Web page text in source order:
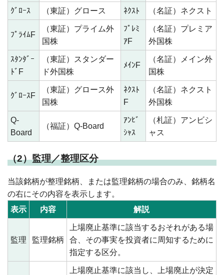
ｸﾞﾛｰｽ （東証）グロース ﾈｸｽﾄ （名証）ネクスト
ﾌﾟﾗｲﾑF
（東証）プライム外
国株
ﾌﾟﾚﾐ
ｱF
（名証）プレミア
外国株
ｽﾀﾝﾀﾞｰ
ﾄﾞF
（東証）スタンダー
ド外国株
ﾒｲﾝF
（名証）メイン外
国株
ｸﾞﾛｰｽF
（東証）グロース外
国株
ﾈｸｽﾄ
F
（名証）ネクスト
外国株
Q-
Board
（福証）Q-Board
ｱﾝﾋﾞ
ｼｬｽ
（札証）アンビシ
ャス
（2）監理／整理区分
当該銘柄が整理銘柄、または監理銘柄の場合のみ、銘柄名
の右にその内容を表示します。
表示
内容 解説
監理 監理銘柄
上場廃止基準に該当するおそれがある場
合、その事実を投資者に周知するために
指定する区分。
上場廃止基準に該当し、上場廃止が決定